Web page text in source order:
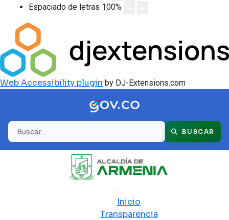
Espaciado de letras 100%
Web Accessibility plugin by DJ-Extensions.com
Buscar BUSCAR
Inicio
Transparencia